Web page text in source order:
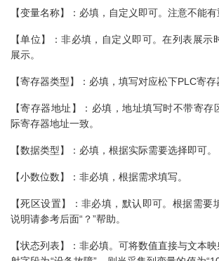
【变量名称】：必填，自定义即可。注意不能有
【单位】：非必填，自定义即可。在列表展示
展示。
【寄存器类型】：必填，填写对应松下PLC寄存
【寄存器地址】：必填，地址填写时不带寄存
际寄存器地址一致。
【数据类型】：必填，根据实际需要选择即可。
【小数位数】：非必填，根据需求填写。
【死区设置】：非必填，默认即可。根据需要
说明请参考后面“？”帮助。
【状态列表】：非必填。可将数值直接与文本